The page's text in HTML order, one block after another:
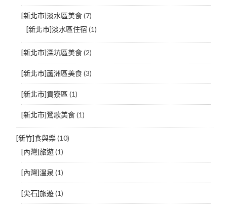
[新北市]淡水區美食(7)
[新北市]淡水區住宿 (1)
[新北市]深坑區美食(2)
[新北市]蘆洲區美食(3)
[新北市]貢寮區 (1)
[新北市]鶯歌美食(1)
[新竹]食與樂(10)
[內灣]旅遊(1)
[內灣]溫泉 (1)
[尖石]旅遊(1)